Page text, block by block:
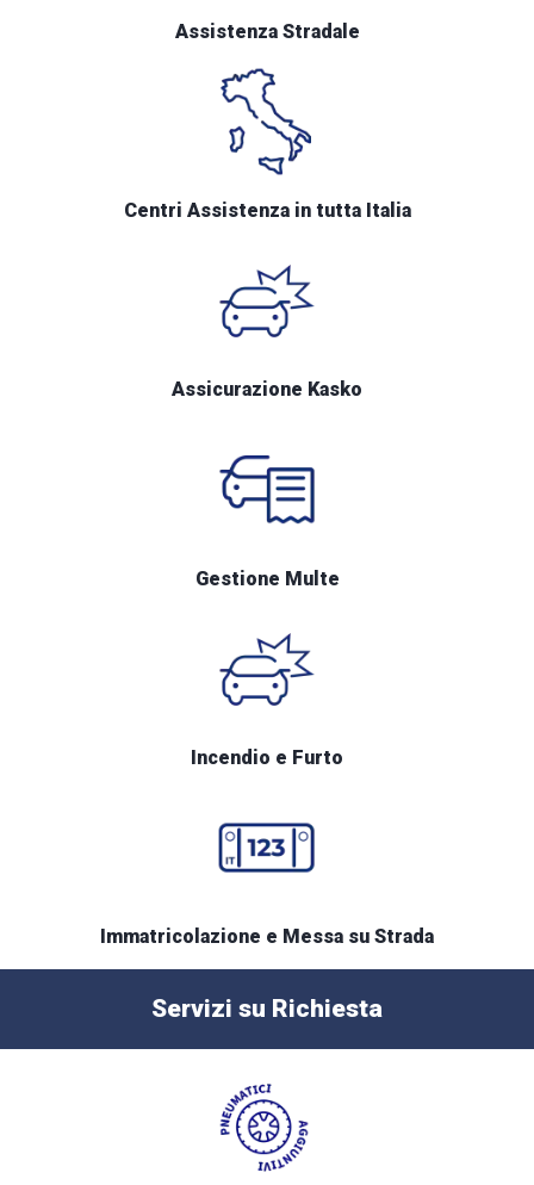
Assistenza Stradale
Centri Assistenza in tutta Italia
Assicurazione Kasko
Gestione Multe
Incendio e Furto
Immatricolazione e Messa su Strada
Servizi su Richiesta